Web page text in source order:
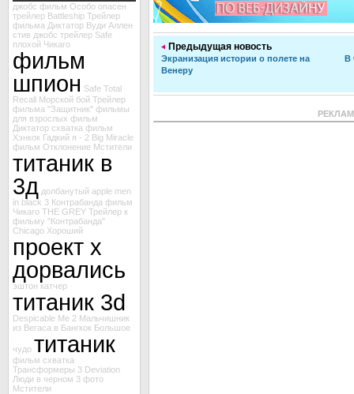
джобс фильм Особо опасен
трейлер Battleship Трейлер
фильма Диктатор Вуди Аллен
стив джобс трейлер Safe
плохой Чикаго
фильм
шпион Safe Total
Recall Морской бой Трейлер
фильма "Защитник" фильмы
для взрослых фильм
Диктатор схватка фильм
Хэнкок Гадкий я - 2 Big Miracle
фильм Отклонение Мстители
титаник в
3д долбанутый apple men
in black 3 Контрабанда фильм
Чикаго THE GREY Трейлер к
фильму "Контрабанда"
Chicago Хороший
проект х
дорвались
эштон катчер
титаник 3d
Despicable Me 2 Мальчишник
из Вегаса в Бангкок Большое
чудо титаник
фильм схватка
Трансформеры 3 Deviation
Люди в черном 3 фото
Мстители
Предыдущая новость
Экранизация истории о полете на
Венеру
В